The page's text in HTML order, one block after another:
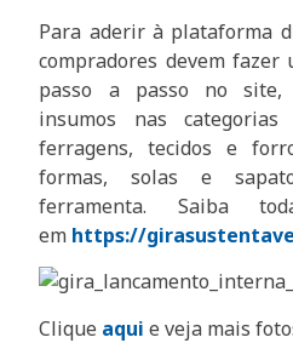
Para aderir à plataforma
compradores devem fazer
passo a passo no site,
insumos nas
ferragens, tecidos e
formas, solas e
ferramenta. Saiba
em https://
Clique aqui e veja mais